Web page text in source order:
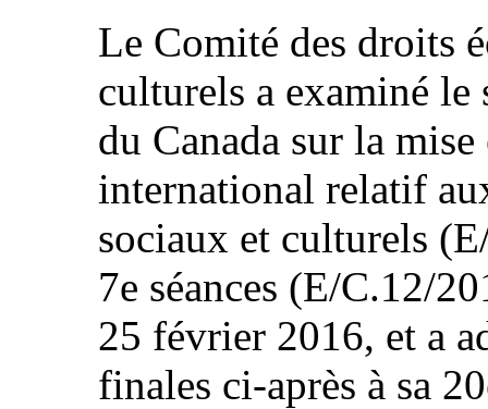
Le Comité des droits
culturels a examiné
du Canada sur la
international relatif
sociaux et culturels
7e séances (E/C.12/
25 février 2016, et a
finales ci-après à sa